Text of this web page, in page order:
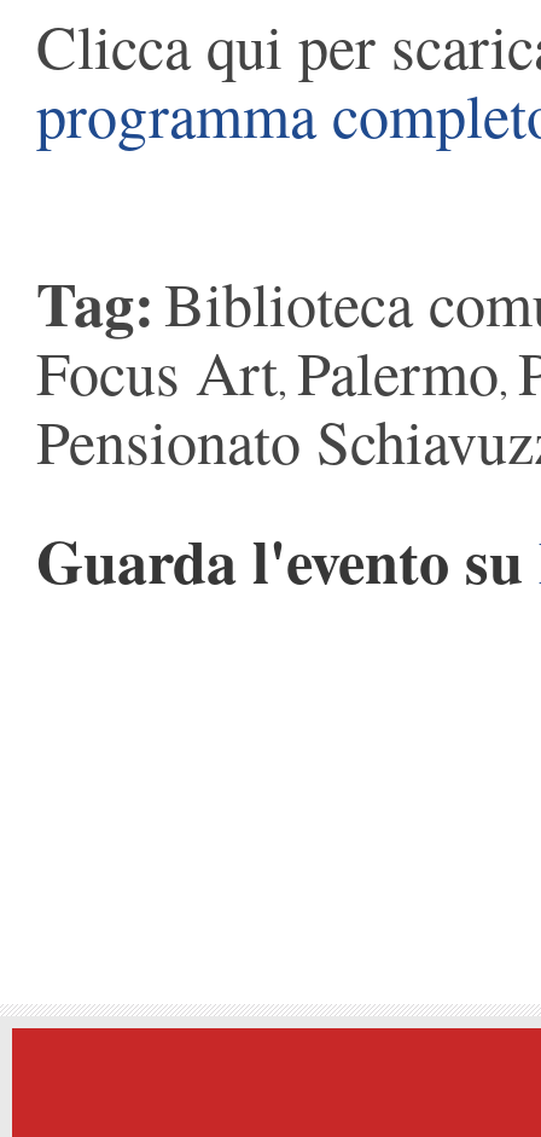
Clicca qui per
programma
Tag:Biblioteca
Focus Art, Palermo,
Pensionato
Guarda l'evento su